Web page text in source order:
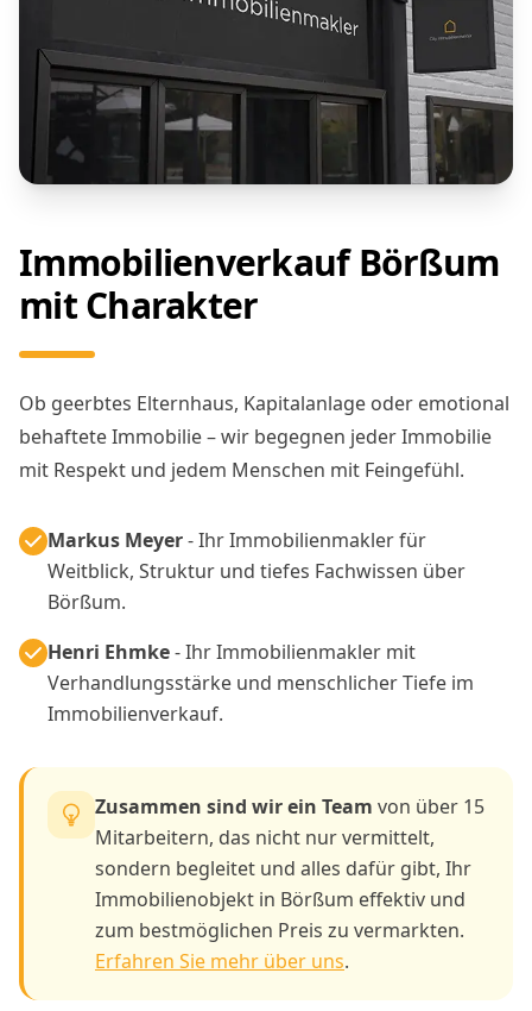
Immobilienverkauf Börßum
mit Charakter
Ob geerbtes Elternhaus, Kapitalanlage oder emotional
behaftete Immobilie – wir begegnen jeder Immobilie
mit Respekt und jedem Menschen mit Feingefühl.
Markus Meyer- Ihr Immobilienmakler für
Weitblick, Struktur und tiefes Fachwissen über
Börßum.
Henri Ehmke- Ihr Immobilienmakler mit
Verhandlungsstärke und menschlicher Tiefe im
Immobilienverkauf.
Zusammen sind wir ein Team von über 15
Mitarbeitern, das nicht nur vermittelt,
sondern begleitet und alles dafür gibt, Ihr
Immobilienobjekt in Börßum effektiv und
zum bestmöglichen Preis zu vermarkten.
Erfahren Sie mehr über uns.